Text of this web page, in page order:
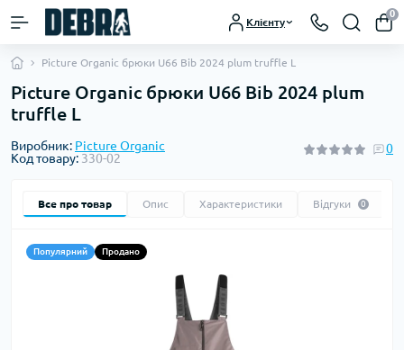
Клієнту
0
Picture Organic брюки U66 Bib 2024 plum truffle L
Picture Organic брюки U66 Bib 2024 plum
truffle L
Виробник: Picture Organic
Код товару: 330-02
0
Все про товар Опис Характеристики Відгуки 0
Популярний Продано